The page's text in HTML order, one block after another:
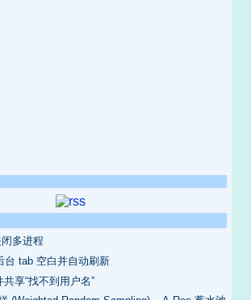
多进程
台 tab 空白并自动刷新
享“找不到用户名”